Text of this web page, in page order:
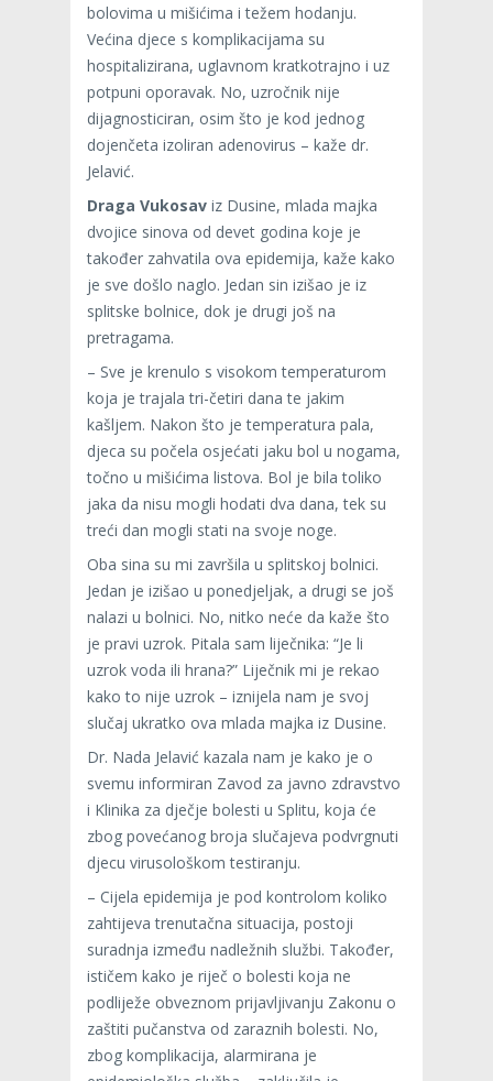
bolovima u mišićima i težem hodanju.
Većina djece s komplikacijama su
hospitalizirana, uglavnom kratkotrajno i uz
potpuni oporavak. No, uzročnik nije
dijagnosticiran, osim što je kod jednog
dojenčeta izoliran adenovirus – kaže dr.
Jelavić.
Draga Vukosav iz Dusine, mlada majka
dvojice sinova od devet godina koje je
također zahvatila ova epidemija, kaže kako
je sve došlo naglo. Jedan sin izišao je iz
splitske bolnice, dok je drugi još na
pretragama.
– Sve je krenulo s visokom temperaturom
koja je trajala tri-četiri dana te jakim
kašljem. Nakon što je temperatura pala,
djeca su počela osjećati jaku bol u nogama,
točno u mišićima listova. Bol je bila toliko
jaka da nisu mogli hodati dva dana, tek su
treći dan mogli stati na svoje noge.
Oba sina su mi završila u splitskoj bolnici.
Jedan je izišao u ponedjeljak, a drugi se još
nalazi u bolnici. No, nitko neće da kaže što
je pravi uzrok. Pitala sam liječnika: “Je li
uzrok voda ili hrana?” Liječnik mi je rekao
kako to nije uzrok – iznijela nam je svoj
slučaj ukratko ova mlada majka iz Dusine.
Dr. Nada Jelavić kazala nam je kako je o
svemu informiran Zavod za javno zdravstvo
i Klinika za dječje bolesti u Splitu, koja će
zbog povećanog broja slučajeva podvrgnuti
djecu virusološkom testiranju.
– Cijela epidemija je pod kontrolom koliko
zahtijeva trenutačna situacija, postoji
suradnja između nadležnih službi. Također,
ističem kako je riječ o bolesti koja ne
podliježe obveznom prijavljivanju Zakonu o
zaštiti pučanstva od zaraznih bolesti. No,
zbog komplikacija, alarmirana je